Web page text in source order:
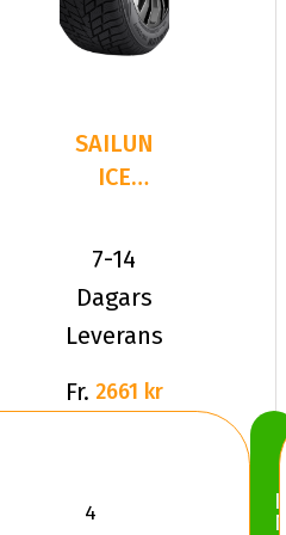
SAILUN
ICE
ALPINE
EVO 2
255/50R2
7-14
Dagars
Leverans
Fr. 2661 kr